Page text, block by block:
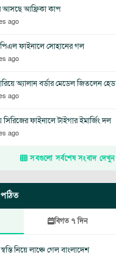
আসছে আফ্রিকা কাপ
ago
ফাইনালে সোহানের গল
ago
অ্যালান বর্ডার মেডেল জিতলেন হেড
ago
সিরিজের ফাইনালে টাইগার ইমার্জিং দল
ago
সবগুলো সর্বশেষ সংবাদ দেখুন
বিগত ৭ দিন
নিয়ে লাঞ্চে গেল বাংলাদেশ